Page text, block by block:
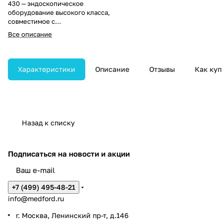
430 — эндоскопическое
оборудование высокого класса,
совместимое с
видеоэндоскопическими
системами HD-350 и HD-400.
проведения исследований
верхних отделов желудочно-
кишечного тракта, включая
Все описание
Характеристики Описание Отзывы Как
Назад к списку
Подписаться на новости и акции
+7 (499) 495-48-21
info@medford.ru
г. Москва, Ленинский пр-т, д.146